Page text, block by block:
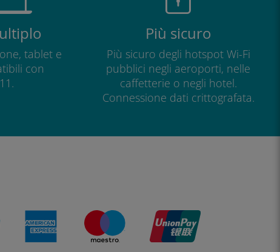
tablet e
con
Più sicuro
Più sicuro degli hotspot Wi-Fi
pubblici negli aeroporti, nelle
caffetterie o negli hotel.
Connessione dati crittografata.